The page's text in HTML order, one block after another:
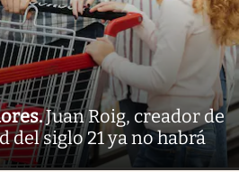
.Juan Roig, creador de
del siglo 21 ya no habrá